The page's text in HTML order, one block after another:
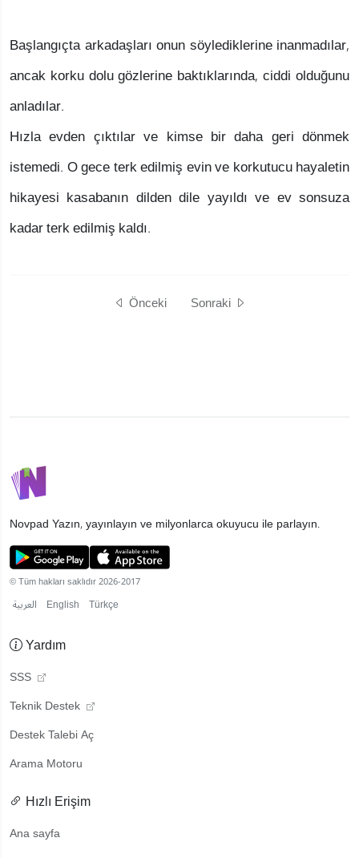
Başlangıçta arkadaşları onun söylediklerine inanmadılar,
ancak korku dolu gözlerine baktıklarında, ciddi olduğunu
anladılar.
Hızla evden çıktılar ve kimse bir daha geri dönmek
istemedi. O gece terk edilmiş evin ve korkutucu hayaletin
hikayesi kasabanın dilden dile yayıldı ve ev sonsuza
kadar terk edilmiş kaldı.
Önceki Sonraki
NovpadYazın, yayınlayın ve milyonlarca okuyucu ile parlayın.
© Tüm hakları saklıdır 2026-2017
العربية English Türkçe
Yardım
SSS
Teknik Destek
Destek Talebi Aç
Arama Motoru
Hızlı Erişim
Ana sayfa